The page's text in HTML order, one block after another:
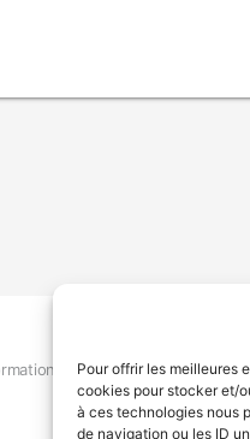
Pour offrir les meilleures
cookies pour stocker et/
à ces technologies nous
de navigation ou les ID
Déclaration de